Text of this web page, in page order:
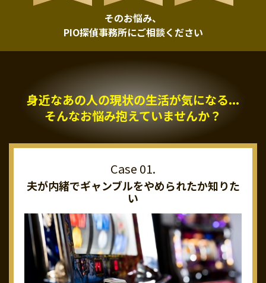
そのお悩み、
PIO探偵事務所にご相談ください
身近なあの人の現状の生活が気になる...
そんなお悩み抱えていませんか？
夫が内緒でギャンブルをやめられたか知りた
い